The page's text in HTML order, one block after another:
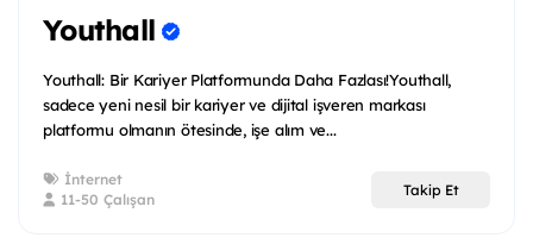
Youthall
Youthall: Bir Kariyer Platformunda Daha Fazlası!Youthall,
sadece yeni nesil bir kariyer ve dijital işveren markası
platformu olmanın ötesinde, işe alım ve...
İnternet
11-50 Çalışan
Takip Et